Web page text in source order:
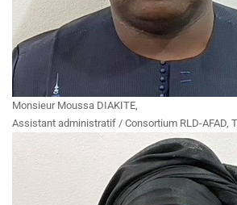
Monsieur Moussa DIAKITE,
Assistant administratif / Consortium RLD-AFAD,